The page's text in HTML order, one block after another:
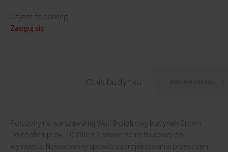
Czynsz za parking
Zaloguj się
Opis budynku
Położony na warszawskiej Woli 8-piętrowy budynek Crown
Point oferuje ok. 10 200 m2 powierzchni biurowej do
wynajęcia. Nowoczesny sposób zaprojektowania przestrzeni